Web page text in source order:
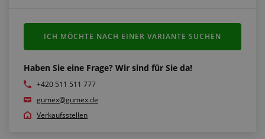
Schraube C7 mit Sechskantkopf und Rille: verzinkter
Stahl
Haben Sie eine Frage? Wir sind für Sie da!
+420 511 511 777
gumex@gumex.de
Verkaufsstellen
ICH MÖCHTE NACH EINER VARIANTE SUCHEN